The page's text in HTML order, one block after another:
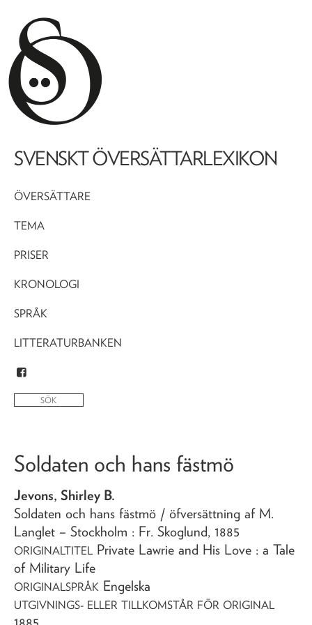
SVENSKT ÖVERSÄTTARLEXIKON
ÖVERSÄTTARE
TEMA
PRISER
KRONOLOGI
SPRÅK
LITTERATURBANKEN
Soldaten och hans fästmö
Jevons, Shirley B.
Soldaten och hans fästmö / öfversättning af M.
Langlet – Stockholm : Fr. Skoglund, 1885
ORIGINALTITEL Private Lawrie and His Love : a Tale
of Military Life
ORIGINALSPRÅK Engelska
UTGIVNINGS- ELLER TILLKOMSTÅR FÖR ORIGINAL